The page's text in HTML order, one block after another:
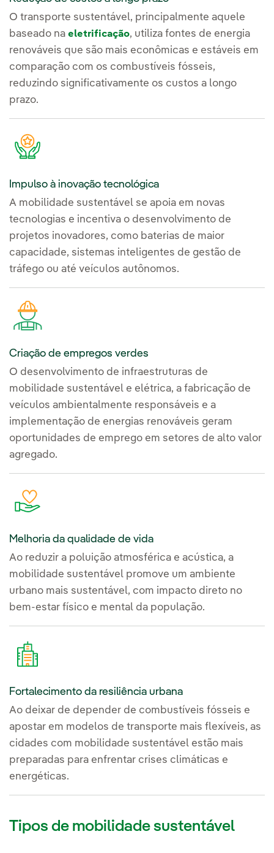
O transporte sustentável, principalmente aquele
baseado na eletrificação, utiliza fontes de energia
renováveis que são mais econômicas e estáveis em
comparação com os combustíveis fósseis,
reduzindo significativamente os custos a longo
prazo.
Impulso à inovação tecnológica
A mobilidade sustentável se apoia em novas
tecnologias e incentiva o desenvolvimento de
projetos inovadores, como baterias de maior
capacidade, sistemas inteligentes de gestão de
tráfego ou até veículos autônomos.
Criação de empregos verdes
O desenvolvimento de infraestruturas de
mobilidade sustentável e elétrica, a fabricação de
veículos ambientalmente responsáveis e a
implementação de energias renováveis geram
oportunidades de emprego em setores de alto valor
agregado.
Melhoria da qualidade de vida
Ao reduzir a poluição atmosférica e acústica, a
mobilidade sustentável promove um ambiente
urbano mais sustentável, com impacto direto no
bem-estar físico e mental da população.
Fortalecimento da resiliência urbana
Ao deixar de depender de combustíveis fósseis e
apostar em modelos de transporte mais flexíveis, as
cidades com mobilidade sustentável estão mais
preparadas para enfrentar crises climáticas e
energéticas.
Tipos de mobilidade sustentável